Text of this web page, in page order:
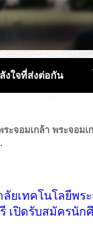
งใจที่ส่งต่อกัน
ะจอมเกล้า พระจอมเ
ยเทคโนโลยีพร
เปิดรับสมัครนัก